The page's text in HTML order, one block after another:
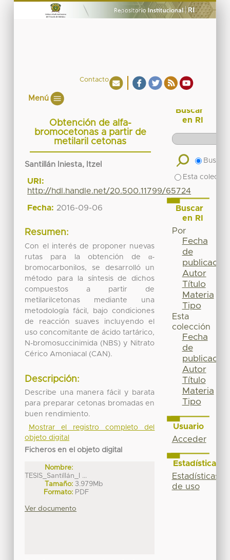
Contacto
Menú
Obtención de alfa-
bromocetonas a partir de
metilaril cetonas
Santillán Iniesta, Itzel
URI:
http://hdl.handle.net/20.500.11799/65724
Fecha: 2016-09-06
Resumen:
Con el interés de proponer nuevas
rutas para la obtención de α-
bromocarbonilos, se desarrolló un
método para la síntesis de dichos
compuestos a partir de
metilarilcetonas mediante una
metodología fácil, bajo condiciones
de reacción suaves incluyendo el
uso concomitante de ácido tartárico,
N-bromosuccinimida (NBS) y Nitrato
Cérico Amoniacal (CAN).
Descripción:
Describe una manera fácil y barata
para preparar cetonas bromadas en
buen rendimiento.
Mostrar el registro completo del
objeto digital
Ficheros en el objeto digital
Nombre:
TESIS_Santillán_I ...
Tamaño: 3.979Mb
Formato: PDF
Ver documento
Buscar
en RI
Buscar
Esta
Buscar
en RI
Por
Fecha
de
publicación
Autor
Título
Materia
Tipo
Esta
colección
Fecha
de
publicación
Autor
Título
Materia
Tipo
Usuario
Acceder
Estadísticas
Estadísticas
de uso